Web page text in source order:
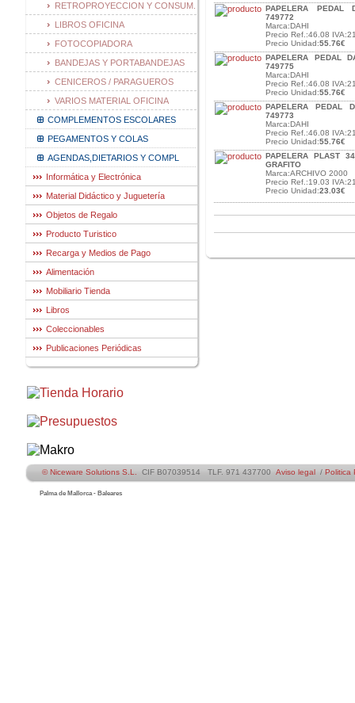
RETROPROYECCION Y CONSUM.
LIBROS OFICINA
FOTOCOPIADORA
BANDEJAS Y PORTABANDEJAS
CENICEROS / PARAGUEROS
VARIOS MATERIAL OFICINA
COMPLEMENTOS ESCOLARES
PEGAMENTOS Y COLAS
AGENDAS,DIETARIOS Y COMPL
Informática y Electrónica
Material Didáctico y Juguetería
Objetos de Regalo
Producto Turistico
Recarga y Medios de Pago
Alimentación
Mobiliario Tienda
Libros
Coleccionables
Publicaciones Periódicas
PAPELERA PEDAL
749772
Marca:DAHI
Precio Ref.:46.08
Precio Unidad:55.76€
PAPELERA PEDAL
749775
Marca:DAHI
Precio Ref.:46.08
Precio Unidad:55.76€
PAPELERA PEDAL
749773
Marca:DAHI
Precio Ref.:46.08
Precio Unidad:55.76€
PAPELERA PLAST
GRAFITO
Marca:ARCHIVO 2000
Precio Ref.:19.03
Precio Unidad:23.03€
© Niceware Solutions S.L. CIF B07039514 TLF. 971 437700 Aviso legal / Politica
Palma de Mallorca - Baleares